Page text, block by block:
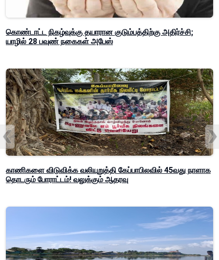
கொண்டாட்ட நிகழ்வுக்கு தயாரான குடும்பத்திற்கு அதிர்ச்சி;
யாழில் 28 பவுண் நகைகள் அபேஸ்
காணிகளை விடுவிக்க வலியுறுத்தி கேப்பாபிலவில் 45வது நாளாக
தொடரும் போராட்டம்! வலுக்கும் ஆதரவு